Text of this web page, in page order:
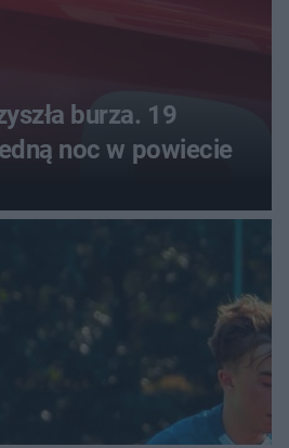
burza. 19
noc w powiecie